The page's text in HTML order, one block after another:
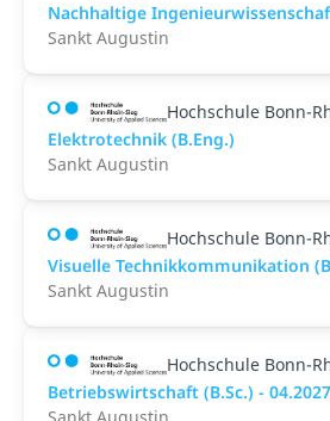
Nachhaltige
Sankt Augustin
Hochschule Bonn-
Elektrotechnik (B.Eng.)
Sankt Augustin
Hochschule Bonn-
Visuelle Technikkommunikation
Sankt Augustin
Hochschule Bonn-
Betriebswirtschaft (B.Sc.) - 04.2027